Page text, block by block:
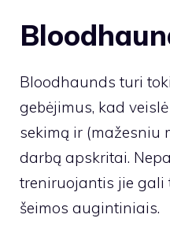
Bloodhaunds turi
gebėjimus, kad
sekimą ir (mažesniu
darbą apskritai.
treniruojantis jie
šeimos augintiniais.